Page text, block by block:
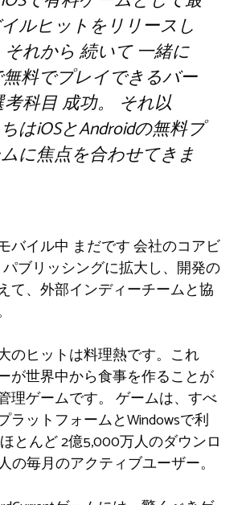
ルヒットをリリースし
それから続いて一緒に
無料でプレイできるバー
科目成功。
それ以
はiOSとAndroidの無料プ
に焦点を合わせてきま
バイル中 まだです会社のコアビ
パブリッシングに拡大し、開発の
て、外部インディーチームと協
のヒットは料理熱です。これ
が世界中から食事を作ることが
理ゲームです。 ゲームは、すべ
ラットフォームとWindowsで利
ほとんど2億5,000万人のダウンロ
の毎月のアクティブユーザー。